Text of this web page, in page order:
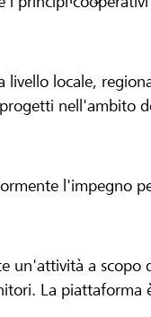
livello locale,
nell'ambito
l'impegno
un'attività a scopo
La piattaforma